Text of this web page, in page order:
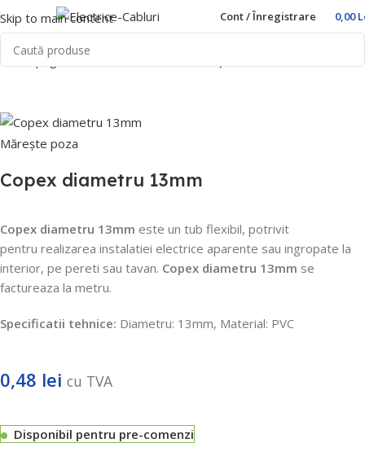
Skip to main content Cont / Înregistrare 0,00
Prima pagină
Mărește poza
Copex diametru 13mm
Copex diametru 13mm este un tub flexibil, potrivit
pentru realizarea instalatiei electrice aparente sau ingropate la
interior, pe pereti sau tavan. Copex diametru 13mm se
factureaza la metru.
Specificatii tehnice: Diametru: 13mm, Material: PVC
0,48 lei cu TVA
Disponibil pentru pre-comenzi